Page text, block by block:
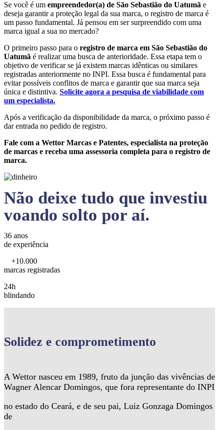
Se você é um empreendedor(a) de São Sebastião do Uatumã e
deseja garantir a proteção legal da sua marca, o registro de marca é
um passo fundamental. Já pensou em ser surpreendido com uma
marca igual a sua no mercado?
O primeiro passo para o registro de marca em São Sebastião do
Uatumã é realizar uma busca de anterioridade. Essa etapa tem o
objetivo de verificar se já existem marcas idênticas ou similares
registradas anteriormente no INPI. Essa busca é fundamental para
evitar possíveis conflitos de marca e garantir que sua marca seja
única e distintiva. Solicite agora a pesquisa de viabilidade com
um especialista.
Após a verificação da disponibilidade da marca, o próximo passo é
dar entrada no pedido de registro.
Fale com a Wettor Marcas e Patentes, especialista na proteção
de marcas e receba uma assessoria completa para o registro de
marca.
Não deixe tudo que investiu
voando solto por aí.
36 anos
de experiência
+10.000
marcas registradas
24h
blindando
Solidez e comprometimento
A Wettor nasceu em 1989, fruto da junção das vivências de
Wagner Alencar Domingos, que fora representante do INPI
no estado do Ceará, e de seu pai, Luiz Gonzaga Domingos
de